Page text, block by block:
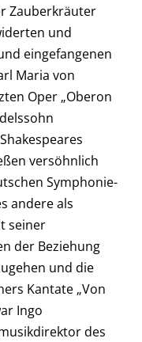
Zauberkräuter
und
eingefangenen
Maria von
Oper „Oberon
versöhnlich
Symphonie-
andere als
seiner
der Beziehung
und die
Kantate „Von
Ingo
des